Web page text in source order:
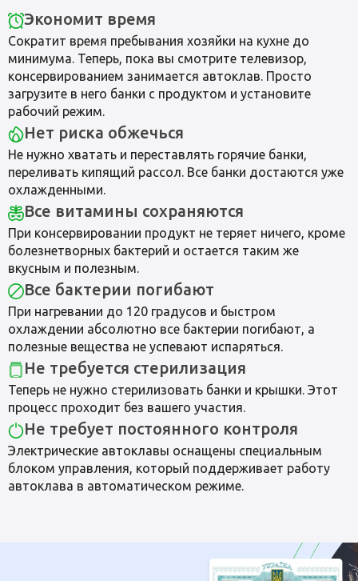
Экономит время
Сократит время пребывания хозяйки на кухне до
минимума. Теперь, пока вы смотрите телевизор,
консервированием занимается автоклав. Просто
загрузите в него банки с продуктом и установите
рабочий режим.
Нет риска обжечься
Не нужно хватать и переставлять горячие банки,
переливать кипящий рассол. Все банки достаются уже
охлажденными.
Все витамины сохраняются
При консервировании продукт не теряет ничего, кроме
болезнетворных бактерий и остается таким же
вкусным и полезным.
Все бактерии погибают
При нагревании до 120 градусов и быстром
охлаждении абсолютно все бактерии погибают, а
полезные вещества не успевают испаряться.
Не требуется стерилизация
Теперь не нужно стерилизовать банки и крышки. Этот
процесс проходит без вашего участия.
Не требует постоянного контроля
Электрические автоклавы оснащены специальным
блоком управления, который поддерживает работу
автоклава в автоматическом режиме.